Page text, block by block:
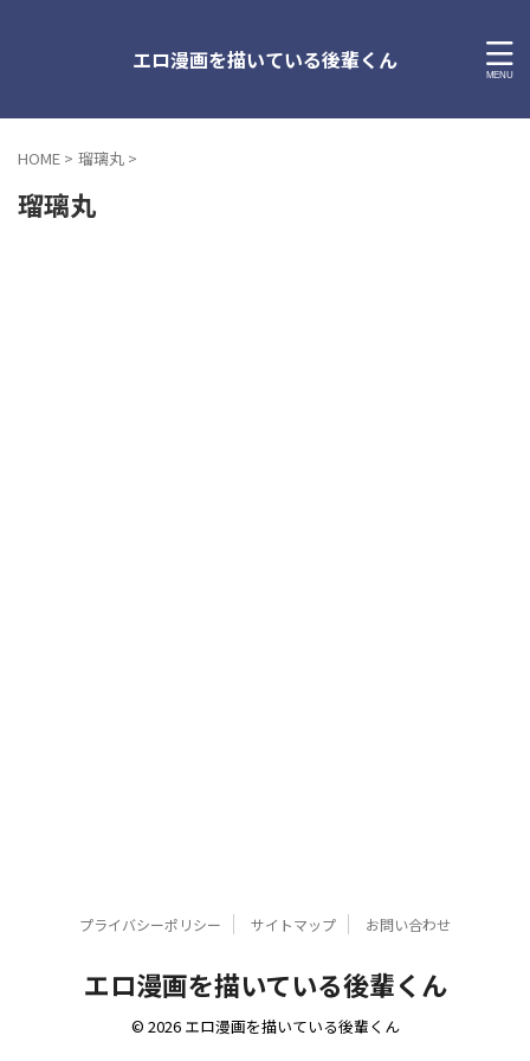
エロ漫画を描いている後輩くん
HOME > 瑠璃丸 >
瑠璃丸
プライバシーポリシー サイトマップ お問い合わせ
エロ漫画を描いている後輩くん
© 2026 エロ漫画を描いている後輩くん